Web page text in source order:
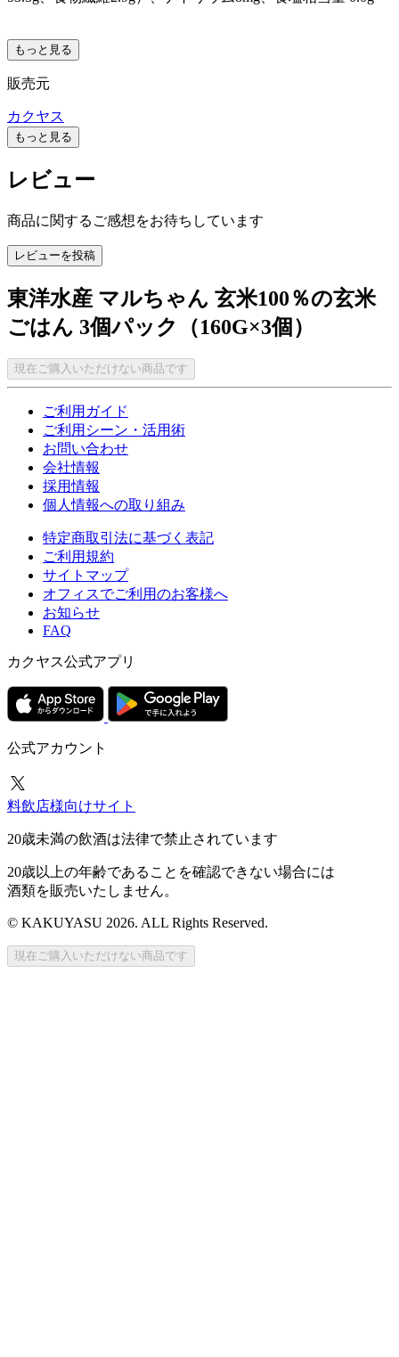
もっと見る
販売元
カクヤス
もっと見る
レビュー
商品に関するご感想をお待ちしています
レビューを投稿
東洋水産 マルちゃん 玄米100％の玄米
ごはん 3個パック（160G×3個）
現在ご購入いただけない商品です
ご利用ガイド
ご利用シーン・活用術
お問い合わせ
会社情報
採用情報
個人情報への取り組み
特定商取引法に基づく表記
ご利用規約
サイトマップ
オフィスでご利用のお客様へ
お知らせ
FAQ
カクヤス公式アプリ
公式アカウント
料飲店様向けサイト
20歳未満の飲酒は法律で禁止されています
20歳以上の年齢であることを確認できない場合には
酒類を販売いたしません。
© KAKUYASU 2026. ALL Rights Reserved.
現在ご購入いただけない商品です